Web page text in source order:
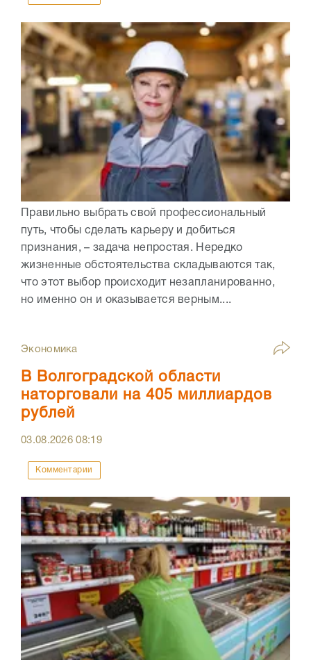
Правильно выбрать свой профессиональный
путь, чтобы сделать карьеру и добиться
признания, – задача непростая. Нередко
жизненные обстоятельства складываются так,
что этот выбор происходит незапланированно,
но именно он и оказывается верным....
Экономика
В Волгоградской области
наторговали на 405 миллиардов
рублей
03.08.202608:19
Комментарии